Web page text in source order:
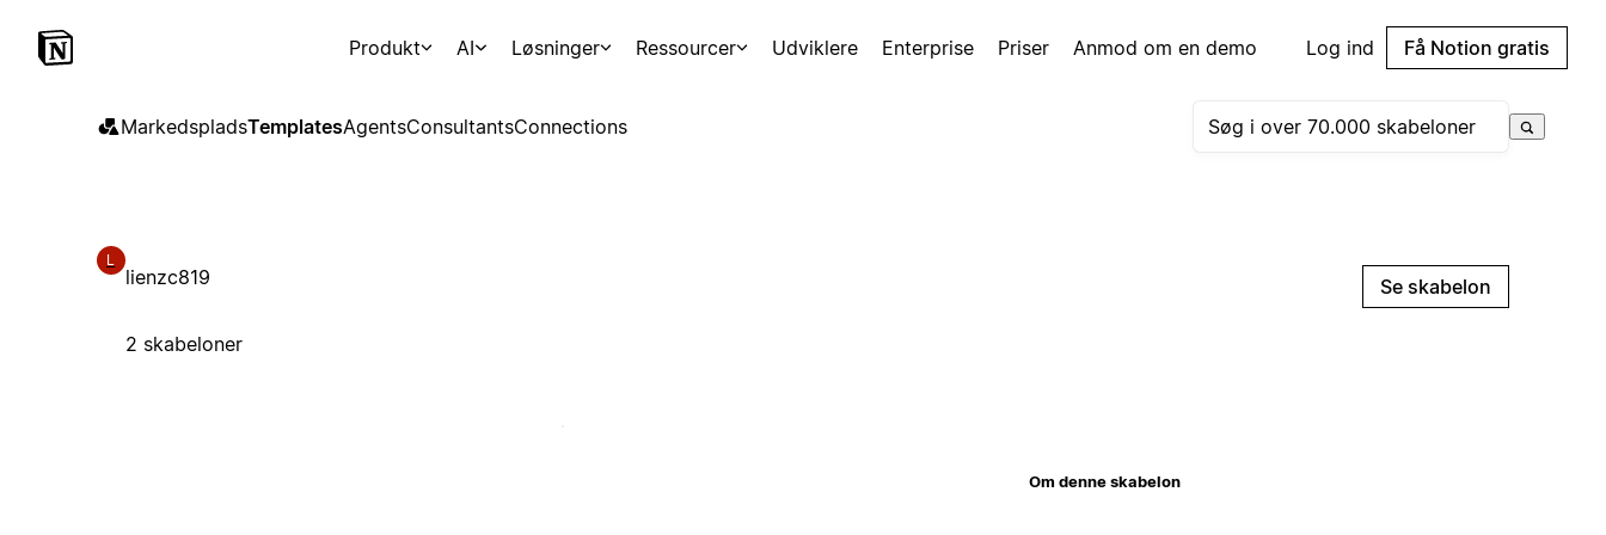
Produkt AI Løsninger Ressourcer Udviklere Enterprise Priser Anmod om en demo Log ind Få Notion gratis
MarkedspladsTemplatesAgentsConsultantsConnections
L
lienzc819
2 skabeloner
Se skabelon
Om denne skabelon